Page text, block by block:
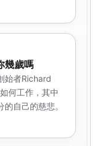
幾歲嗎
始者Richard
何工作，其中
自己的慈悲。